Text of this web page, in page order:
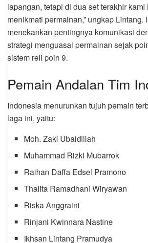
lapangan, tetapi di dua set terakhir
menikmati permainan,” ungkap Lintang.
menekankan pentingnya komunikasi
strategi menguasai permainan sejak
sistem reli poin 9.
Pemain Andalan Tim
Indonesia menurunkan tujuh pemain
laga ini, yaitu:
Moh. Zaki Ubaidillah
Muhammad Rizki Mubarrok
Raihan Daffa Edsel Pramono
Thalita Ramadhani Wiryawan
Riska Anggraini
Rinjani Kwinnara Nastine
Ikhsan Lintang Pramudya